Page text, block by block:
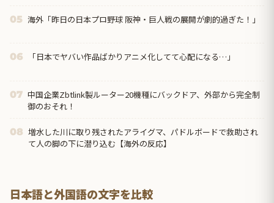
05 海外「昨日の日本プロ野球 阪神・巨人戦の展開が劇的過ぎた！」
06 「日本でヤバい作品ばかりアニメ化してて心配になる…」
07 中国企業Zbtlink製ルーター20機種にバックドア、外部から完全制
御のおそれ！
08 増水した川に取り残されたアライグマ、パドルボードで救助され
て人の脚の下に潜り込む【海外の反応】
日本語と外国語の文字を比較